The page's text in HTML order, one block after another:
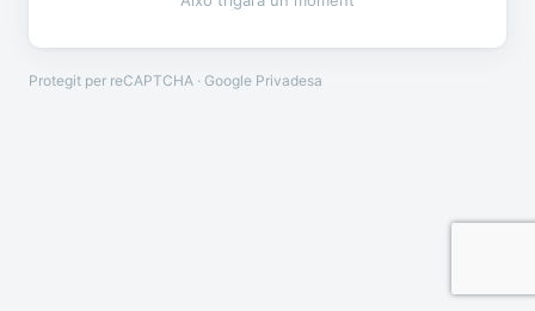
Protegit per reCAPTCHA · Google Privadesa